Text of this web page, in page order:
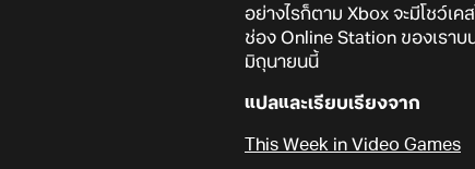
อย่างไรก็ตาม Xbox จะมีโชว์เ
ช่อง Online Station ของเรา
มิถุนายนนี้
แปลและเรียบเรียงจาก
This Week in Video Games